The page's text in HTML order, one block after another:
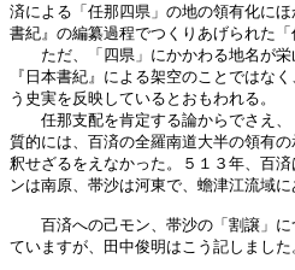
済による「任那四県」の地の領有化に
書紀』の編纂過程でつくりあげられた
ただ、「四県」にかかわる地名が栄
『日本書紀』による架空のことではな
う史実を反映しているとおもわれる。
任那支配を肯定する論からでさえ、
質的には、百済の全羅南道大半の領有
釈せざるをえなかった。５１３年、百
ンは南原、帯沙は河東で、蟾津江流域に
百済への己モン、帯沙の「割譲」に
ていますが、田中俊明はこう記しました